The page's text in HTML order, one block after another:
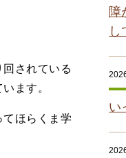
されている
ます。
ほらくま学
障
し
い